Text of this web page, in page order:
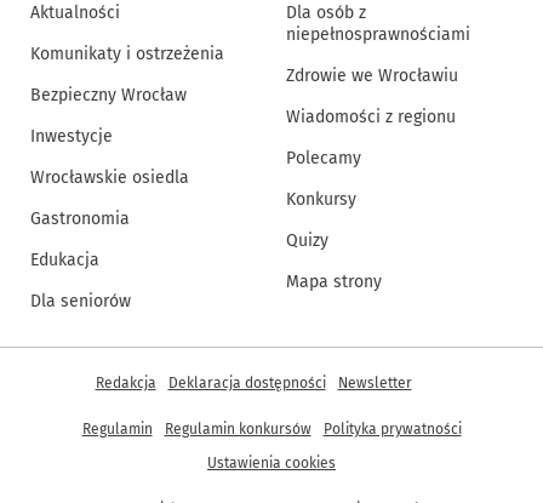
Aktualności
Komunikaty i ostrzeżenia
Bezpieczny Wrocław
Inwestycje
Wrocławskie osiedla
Gastronomia
Edukacja
Dla seniorów
Dla osób z
niepełnosprawnościami
Zdrowie we Wrocławiu
Wiadomości z regionu
Polecamy
Konkursy
Quizy
Mapa strony
Inne informacje
Redakcja Deklaracja dostępności Newsletter
Regulamin Regulamin konkursów
Polityka prywatności
Ustawienia cookies